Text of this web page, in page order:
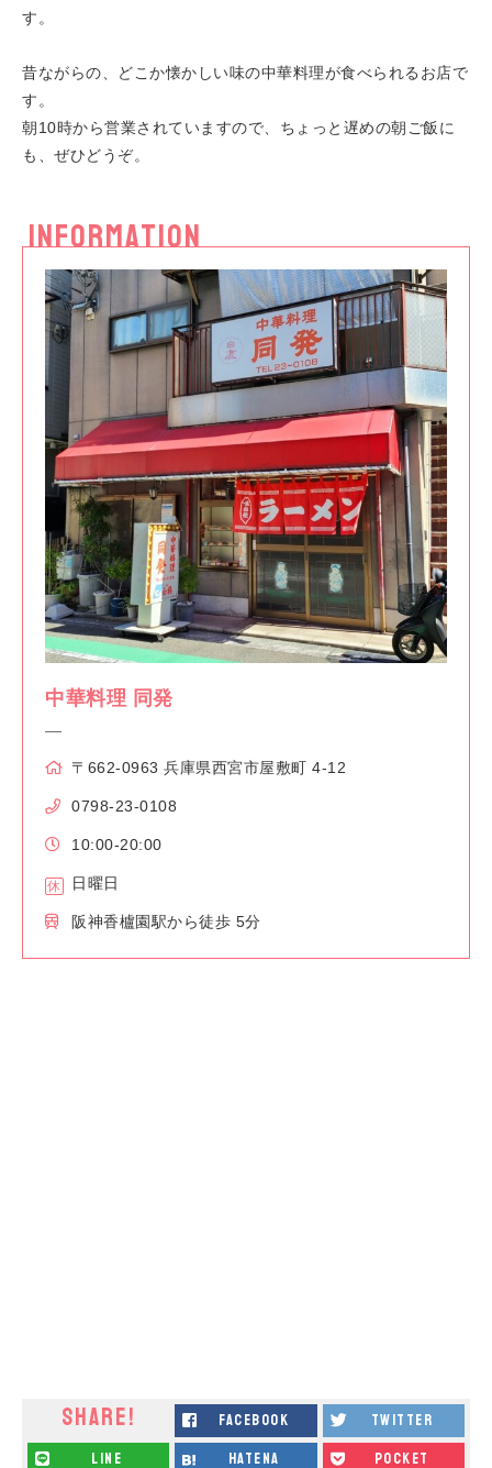
す。
昔ながらの、どこか懐かしい味の中華料理が食べられるお店で
す。
朝10時から営業されていますので、ちょっと遅めの朝ご飯に
も、ぜひどうぞ。
INFORMATION
中華料理 同発
〒662-0963 兵庫県西宮市屋敷町 4-12
0798-23-0108
10:00-20:00
日曜日
阪神香櫨園駅から徒歩 5分
SHARE! facebook twitter
line hatena pocket